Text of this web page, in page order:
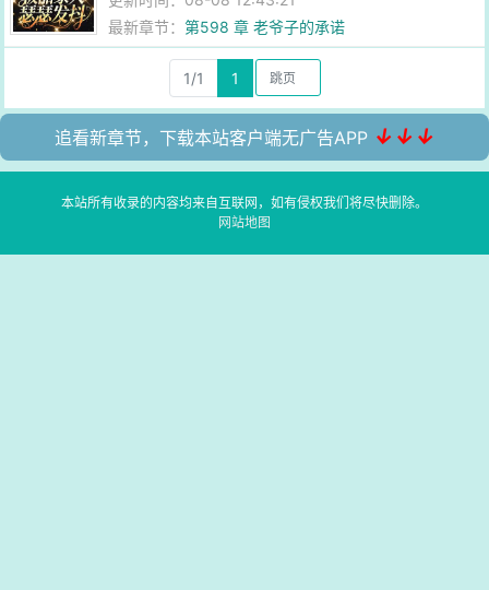
最新章节：第598 章 老爷子的承诺
1/1 1
追看新章节，下载本站客户端无广告APP ↓↓↓
本站所有收录的内容均来自互联网，如有侵权我们将尽快删除。
网站地图